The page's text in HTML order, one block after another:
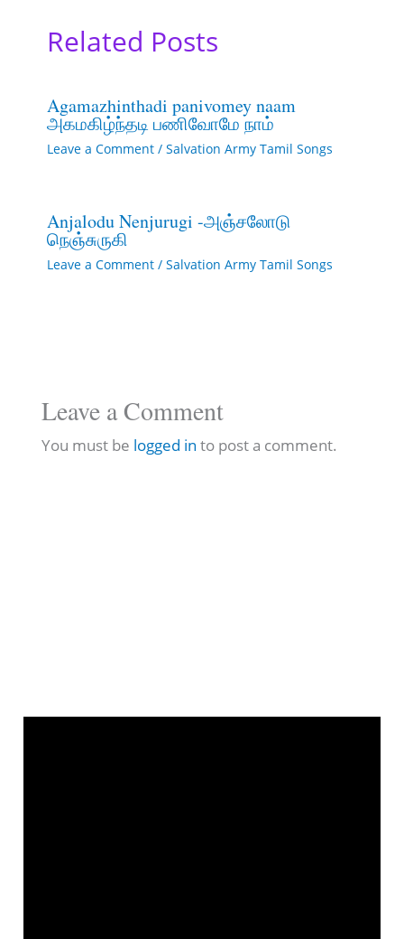
Related Posts
Agamazhinthadi panivomey naam
அகமகிழ்ந்தடி பணிவோமே நாம்
Leave a Comment / Salvation Army Tamil Songs
Anjalodu Nenjurugi -அஞ்சலோடு
நெஞ்சுருகி
Leave a Comment / Salvation Army Tamil Songs
Leave a Comment
You must be logged in to post a comment.